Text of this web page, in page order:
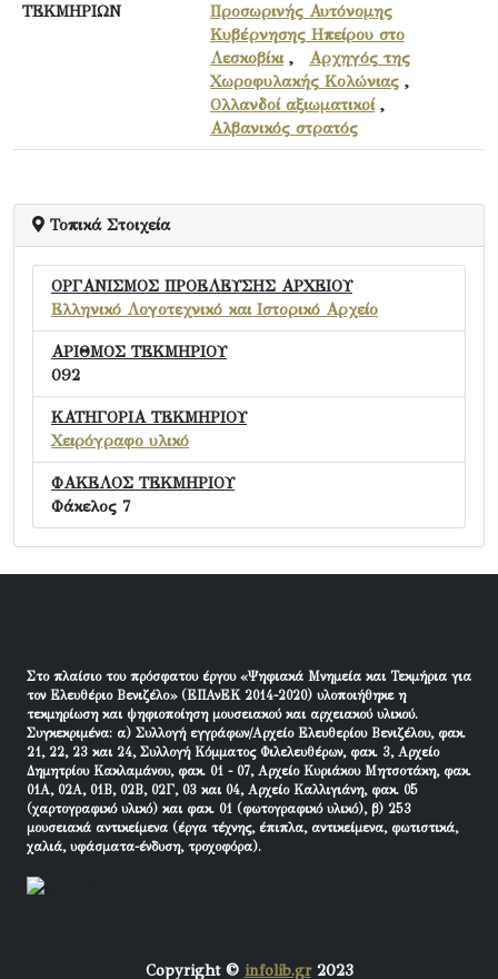
ΤΕΚΜΗΡΙΩΝ
Προσωρινής Αυτόνομης
Κυβέρνησης Ηπείρου στο
Λεσκοβίκι, Αρχηγός της
Χωροφυλακής Κολώνιας ,
Ολλανδοί αξιωματικοί,
Αλβανικός στρατός
Τοπικά Στοιχεία
ΟΡΓΑΝΙΣΜΟΣ ΠΡΟΕΛΕΥΣΗΣ ΑΡΧΕΙΟΥ
Ελληνικό Λογοτεχνικό και Ιστορικό Αρχείο
ΑΡΙΘΜΟΣ ΤΕΚΜΗΡΙΟΥ
092
ΚΑΤΗΓΟΡΙΑ ΤΕΚΜΗΡΙΟΥ
Χειρόγραφο υλικό
ΦΑΚΕΛΟΣ ΤΕΚΜΗΡΙΟΥ
Φάκελος 7
Στο πλαίσιο του πρόσφατου έργου «Ψηφιακά Μνημεία και Τεκμήρια για
τον Ελευθέριο Βενιζέλο» (ΕΠΑνΕΚ 2014-2020) υλοποιήθηκε η
τεκμηρίωση και ψηφιοποίηση μουσειακού και αρχειακού υλικού.
Συγκεκριμένα: α) Συλλογή εγγράφων/Αρχείο Ελευθερίου Βενιζέλου, φακ.
21, 22, 23 και 24, Συλλογή Κόμματος Φιλελευθέρων, φακ. 3, Αρχείο
Δημητρίου Κακλαμάνου, φακ. 01 - 07, Αρχείο Κυριάκου Μητσοτάκη, φακ.
01Α, 02Α, 01Β, 02Β, 02Γ, 03 και 04, Αρχείο Καλλιγιάνη, φακ. 05
(χαρτογραφικό υλικό) και φακ. 01 (φωτογραφικό υλικό), β) 253
μουσειακά αντικείμενα (έργα τέχνης, έπιπλα, αντικείμενα, φωτιστικά,
χαλιά, υφάσματα-ένδυση, τροχοφόρα).
Copyright © infolib.gr2023